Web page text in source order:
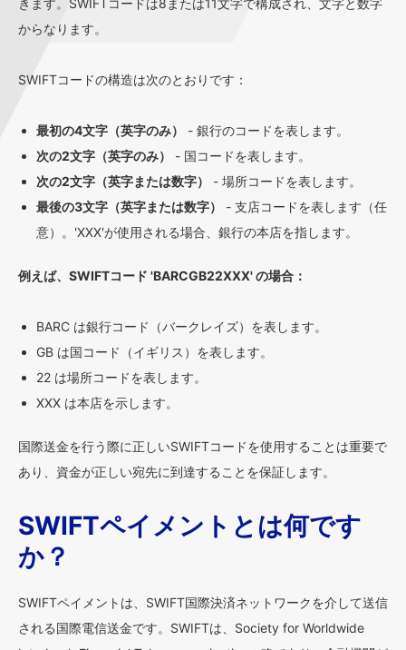
きます。SWIFTコードは8または11文字で構成され、文字と数字
からなります。
SWIFTコードの構造は次のとおりです：
最初の4文字（英字のみ）
- 銀行のコードを表します。
次の2文字（英字のみ）
- 国コードを表します。
次の2文字（英字または数字）
- 場所コードを表します。
最後の3文字（英字または数字）
- 支店コードを表します（任
意）。'XXX'が使用される場合、銀行の本店を指します。
例えば、SWIFTコード 'BARCGB22XXX' の場合：
BARC は銀行コード（バークレイズ）を表します。
GB は国コード（イギリス）を表します。
22 は場所コードを表します。
XXX は本店を示します。
国際送金を行う際に正しいSWIFTコードを使用することは重要で
あり、資金が正しい宛先に到達することを保証します。
SWIFTペイメントとは何です
か？
SWIFTペイメントは、SWIFT国際決済ネットワークを介して送信
される国際電信送金です。SWIFTは、Society for Worldwide